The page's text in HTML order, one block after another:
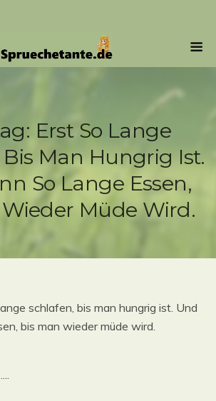
Erst So Lange
Man Hungrig Ist.
So Lange Essen,
Müde Wird.
schlafen, bis man hungrig ist. Und
bis man wieder müde wird.